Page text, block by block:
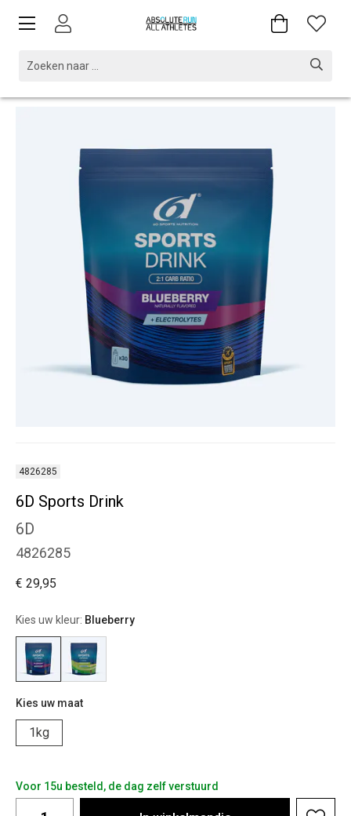
4826285
6D Sports Drink
6D
4826285
€ 29,95
Kies uw kleur: Blueberry
Kies uw maat
1kg
Voor 15u besteld, de dag zelf verstuurd